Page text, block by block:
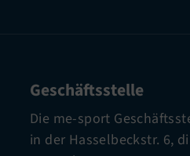
Geschäftsstelle
Die me-sport
in der Hasselbeckstr. 6,